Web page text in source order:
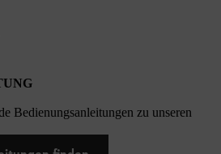
Bedienungsanleitungen zu unseren